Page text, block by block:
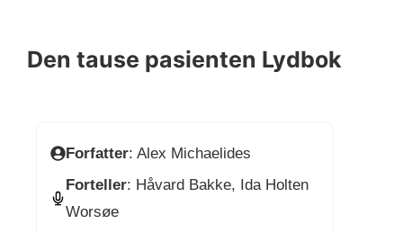
Den tause pasienten Lydbok
Forfatter: Alex Michaelides
Forteller: Håvard Bakke, Ida Holten
Worsøe